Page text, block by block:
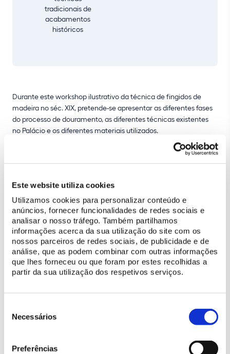
Este website utiliza cookies
Utilizamos cookies para personalizar conteúdo e
anúncios, fornecer funcionalidades de redes sociais e
analisar o nosso tráfego. Também partilhamos
informações acerca da sua utilização do site com os
nossos parceiros de redes sociais, de publicidade e de
análise, que as podem combinar com outras informações
que lhes forneceu ou que foram por estes recolhidas a
partir da sua utilização dos respetivos serviços.
Necessários
Preferências
tradicionais de
acabamentos
históricos
Durante este workshop ilustrativo da técnica de fingidos de
madeira no séc. XIX, pretende-se apresentar as diferentes fases
do processo de douramento, as diferentes técnicas existentes
no Palácio e os diferentes materiais utilizados.
A atividade é realizada em articulação com a equipa de
Acessibilidades
Percurso não acessível.